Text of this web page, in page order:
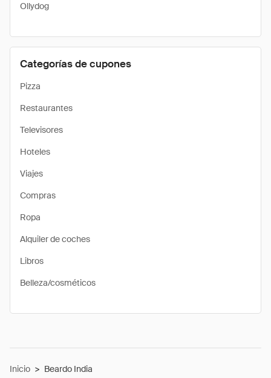
Ollydog
Categorías de cupones
Pizza
Restaurantes
Televisores
Hoteles
Viajes
Compras
Ropa
Alquiler de coches
Libros
Belleza/cosméticos
Inicio > Beardo India